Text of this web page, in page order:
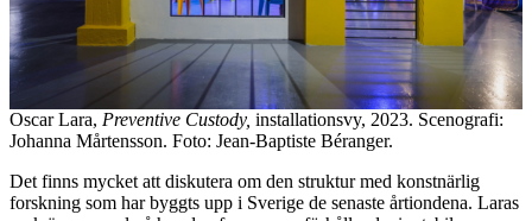
Oscar Lara, Preventive Custody, installationsvy, 2023. Scenografi:
Johanna Mårtensson. Foto: Jean-Baptiste Béranger.
Det finns mycket att diskutera om den struktur med konstnärlig
forskning som har byggts upp i Sverige de senaste årtiondena. Laras